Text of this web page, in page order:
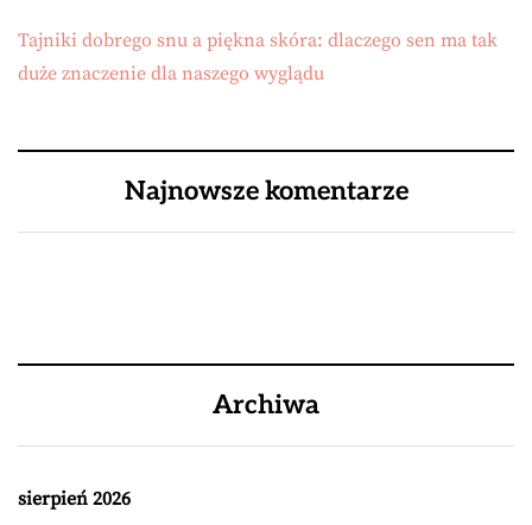
Tajniki dobrego snu a piękna skóra: dlaczego sen ma tak
duże znaczenie dla naszego wyglądu
Najnowsze komentarze
Archiwa
sierpień 2026